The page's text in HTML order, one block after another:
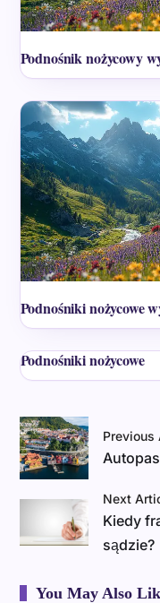
Podnośnik nożycowy
Podnośniki nożycowe
Podnośniki nożycowe
Previous
Next
Kiedy
sądzie?
You May Also